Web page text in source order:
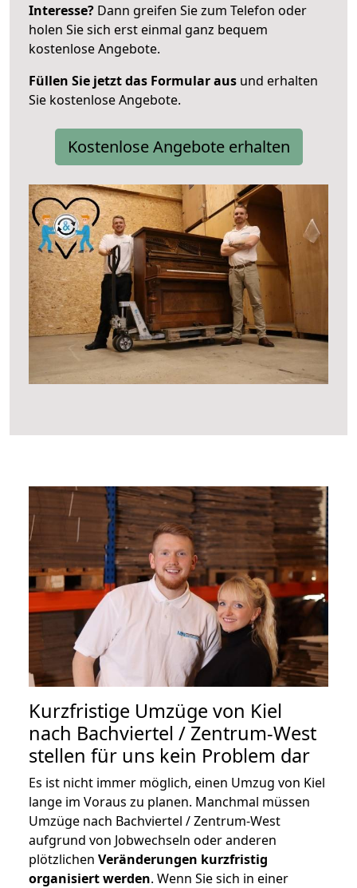
Interesse? Dann greifen Sie zum Telefon oder
holen Sie sich erst einmal ganz bequem
kostenlose Angebote.
Füllen Sie jetzt das Formular aus und erhalten
Sie kostenlose Angebote.
Kostenlose Angebote erhalten
Kurzfristige Umzüge von Kiel
nach Bachviertel / Zentrum-West
stellen für uns kein Problem dar
Es ist nicht immer möglich, einen Umzug von Kiel
lange im Voraus zu planen. Manchmal müssen
Umzüge nach Bachviertel / Zentrum-West
aufgrund von Jobwechseln oder anderen
plötzlichen Veränderungen kurzfristig
organisiert werden. Wenn Sie sich in einer